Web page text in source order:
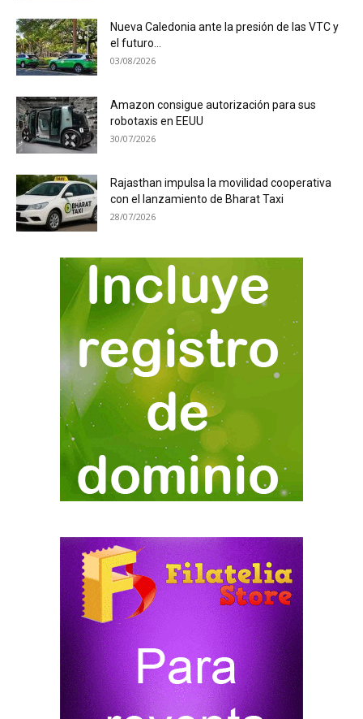
Nueva Caledonia ante la presión de las VTC y
el futuro...
03/08/2026
Amazon consigue autorización para sus
robotaxis en EEUU
30/07/2026
Rajasthan impulsa la movilidad cooperativa
con el lanzamiento de Bharat Taxi
28/07/2026